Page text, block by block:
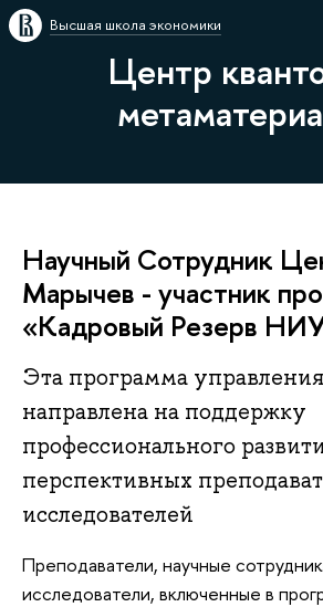
Высшая школа экономики
Центр
Научный Сотрудник
Марычев - участник
«Кадровый Резерв
Эта программа
направлена на поддержку
профессионального
перспективных
исследователей
Преподаватели, научные
исследователи, включенные в